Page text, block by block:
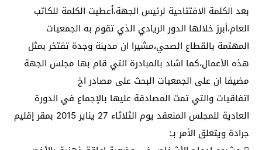
بعد الكلمة الافتتاحية لرئيس الجهة،أعطيت الكلمة للكاتب
العام،أبرز خلالها الدور الريادي الذي تقوم به الجمعيات
المهتمة بالقطاع الصحي،مشيرا ان مدينة وجدة تفتخر بمثل
هذه الأعمال،كما اشاد بالمبادرة التي قام بها مجلس الجهة
مضيفا ان على الجمعيات البحث على مصادر اخ
اتفاقيات والتي تمت المصادقة عليها بالإجماع في الدورة
العادية للمجلس المنعقد يوم الثلاثاء 27 يناير 2015 بمقر إقليم
جرادة ويتعلق الأمر بـ: